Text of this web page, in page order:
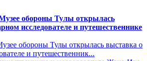
обороны Тулы открылась
исследователе и путешественнике
обороны Тулы открылась выставка о
и путешественник...